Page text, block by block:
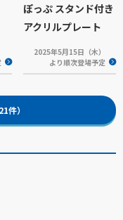
ぽっぷ スタンド付き
アクリルプレート
2025年5月15日（木）
より順次登場予定
件）